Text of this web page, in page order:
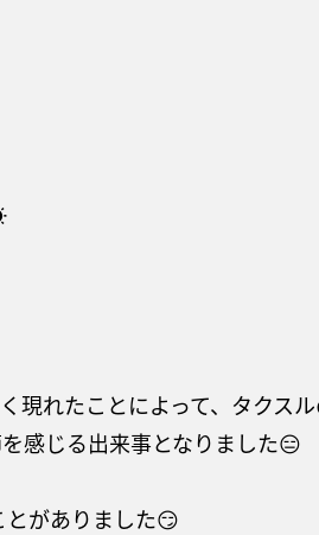
れたことによって、タクス
感じる出来事となりました😑
がありました😏